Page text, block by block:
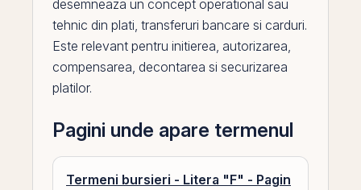
desemneaza un concept operational sau
tehnic din plati, transferuri bancare si carduri.
Este relevant pentru initierea, autorizarea,
compensarea, decontarea si securizarea
platilor.
Pagini unde apare termenul
Termeni bursieri - Litera "F" - Pagin